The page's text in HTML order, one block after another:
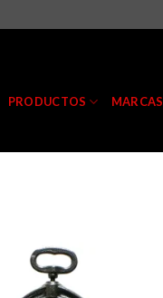
PRODUCTOS MARCAS